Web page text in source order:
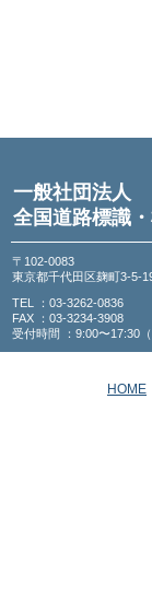
一般社団法人
全国道路標識
〒102-0083
東京都千代田区麹町3-5-
TEL ：03-3262-0836
FAX ：03-3234-3908
受付時間 ：9:00〜17:30（
HOME